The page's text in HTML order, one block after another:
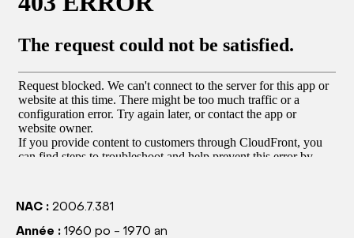
NAC : 2006.7.381
Année : 1960 po - 1970 an